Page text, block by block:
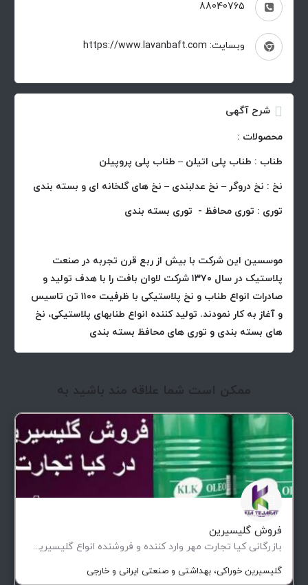
88040765
وبسایت: https://www.lavanbaft.com
شرح آگهی
محصولات :
طناب : طناب پلی اتیلن – طناب پلی پروپیلن
نخ : نخ دروگر – نخ عدلبندی – نخ های گلخانه ای و بسته بندی
توری : توری محافظ - توری بسته بندی
موسسین این شرکت با بیش از ربع قرن تجربه در صنعت
پلاستیک در سال ۱۳۷۰ شرکت لاوان بافت را با هدف تولید و
صادرات انواع طناب و نخ پلاستیکی با ظرفیت ۱۱۰۰ تن تاسیس
و آغاز به کار نمودند. تولید کننده انواع طنابهای پلاستیکی، نخ
های بسته بندی و توری های محافظ بسته بندی
ممکن است شما علاقه مند باشید به
فروش گلیسیرین
بازرگانی کیا تجارت مهر وارد کننده و فروشنده انواع گلیسیرین بهداشتی،خوراکی و صنعتی موجود در انبار تهران…
گلیسیرین خوراکی، بهداشتی و صنعتی ایرانی و خارجی